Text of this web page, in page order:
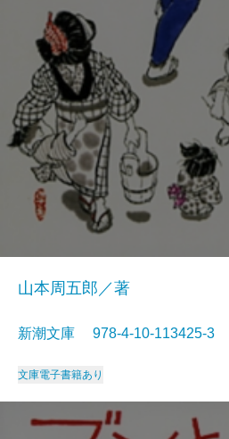
山本周五郎／著
新潮文庫 978-4-10-113425-
文庫電子書籍あり